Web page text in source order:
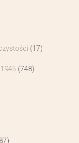
(17)
(748)